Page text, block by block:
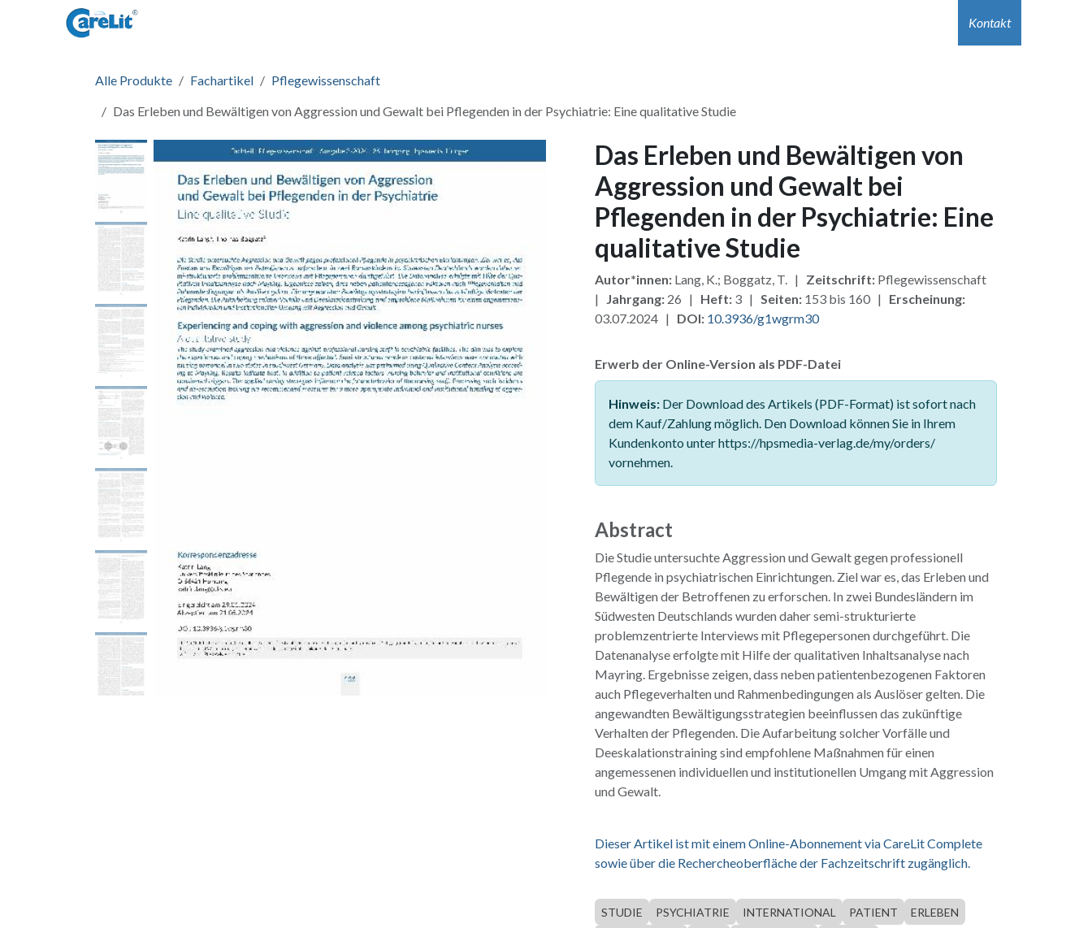
Zum Inhalt springen
Kontakt
Alle Produkte Fachartikel
Pflegewissenschaft
Das Erleben und Bewältigen von Aggression und Gewalt bei Pflegenden in der Psychiatrie: Eine qualitative Studie
Das Erleben und Bewältigen von
Aggression und Gewalt bei
Pflegenden in der Psychiatrie: Eine
qualitative Studie
Autor*innen: Lang, K.; Boggatz, T. | Zeitschrift: Pflegewissenschaft
| Jahrgang: 26 | Heft: 3 | Seiten: 153 bis 160 | Erscheinung:
03.07.2024 | DOI: 10.3936/g1wgrm30
Erwerb der Online-Version als PDF-Datei
Hinweis: Der Download des Artikels (PDF-Format) ist sofort nach
dem Kauf/Zahlung möglich. Den Download können Sie in Ihrem
Kundenkonto unter https://hpsmedia-verlag.de/my/orders/
vornehmen.
Abstract
Die Studie untersuchte Aggression und Gewalt gegen professionell
Pflegende in psychiatrischen Einrichtungen. Ziel war es, das Erleben und
Bewältigen der Betroffenen zu erforschen. In zwei Bundesländern im
Südwesten Deutschlands wurden daher semi-strukturierte
problemzentrierte Interviews mit Pflegepersonen durchgeführt. Die
Datenanalyse erfolgte mit Hilfe der qualitativen Inhaltsanalyse nach
Mayring. Ergebnisse zeigen, dass neben patientenbezogenen Faktoren
auch Pflegeverhalten und Rahmenbedingungen als Auslöser gelten. Die
angewandten Bewältigungsstrategien beeinflussen das zukünftige
Verhalten der Pflegenden. Die Aufarbeitung solcher Vorfälle und
Deeskalationstraining sind empfohlene Maßnahmen für einen
angemessenen individuellen und institutionellen Umgang mit Aggression
und Gewalt.
Dieser Artikel ist mit einem Online-Abonnement via CareLit Complete
sowie über die Rechercheoberfläche der Fachzeitschrift zugänglich.
STUDIE PSYCHIATRIE INTERNATIONAL PATIENT
ERLEBEN